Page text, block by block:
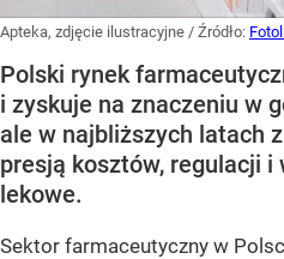
Apteka, zdjęcie ilustracyjne / Źródło:
Polski rynek
i zyskuje na znaczeniu w
ale w najbliższych latach
presją kosztów, regulacji
lekowe.
Sektor farmaceutyczny w